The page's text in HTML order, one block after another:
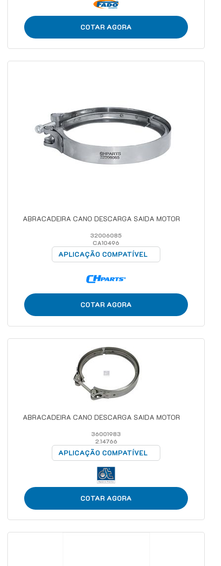
COTAR AGORA
ABRACADEIRA CANO DESCARGA SAIDA MOTOR
32006085
CA10496
APLICAÇÃO COMPATÍVEL
COTAR AGORA
ABRACADEIRA CANO DESCARGA SAIDA MOTOR
36001983
2.14766
APLICAÇÃO COMPATÍVEL
COTAR AGORA